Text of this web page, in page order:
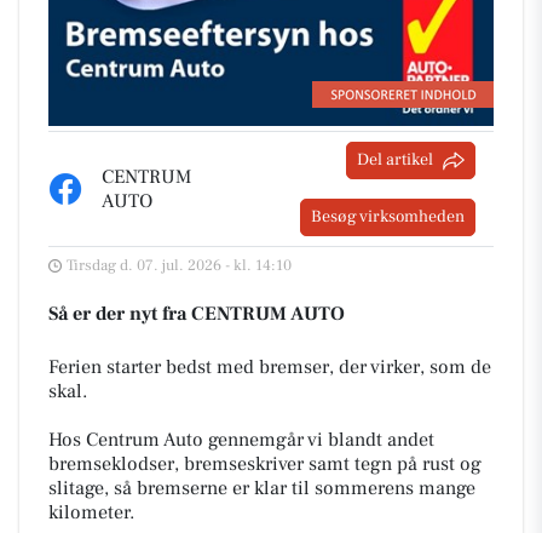
CENTRUM
AUTO
Del artikel
Besøg virksomheden
Tirsdag d. 07. jul. 2026 - kl. 14:10
Så er der nyt fra CENTRUM AUTO
Ferien starter bedst med bremser, der virker, som de
skal.
Hos Centrum Auto gennemgår vi blandt andet
bremseklodser, bremseskriver samt tegn på rust og
slitage, så bremserne er klar til sommerens mange
kilometer.